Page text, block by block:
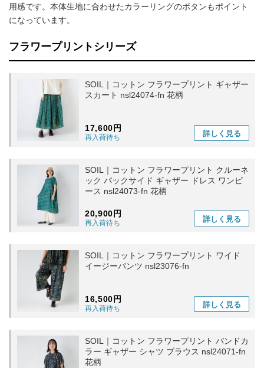
用感です。本体生地に合わせたカラーリングのボタンもポイント
になっています。
フラワープリントシリーズ
SOIL｜コットン フラワープリント ギャザー
スカート nsl24074-fn 花柄
17,600円
再入荷待ち 詳しく 見る
SOIL｜コットン フラワープリント クルーネ
ック バックサイド ギャザー ドレス ワンピ
ース nsl24073-fn 花柄
20,900円
再入荷待ち 詳しく 見る
SOIL｜コットン フラワープリント ワイド
イージーパンツ nsl23076-fn
16,500円
再入荷待ち 詳しく 見る
SOIL｜コットン フラワープリント バンドカ
ラー ギャザー シャツ ブラウス nsl24071-fn
花柄